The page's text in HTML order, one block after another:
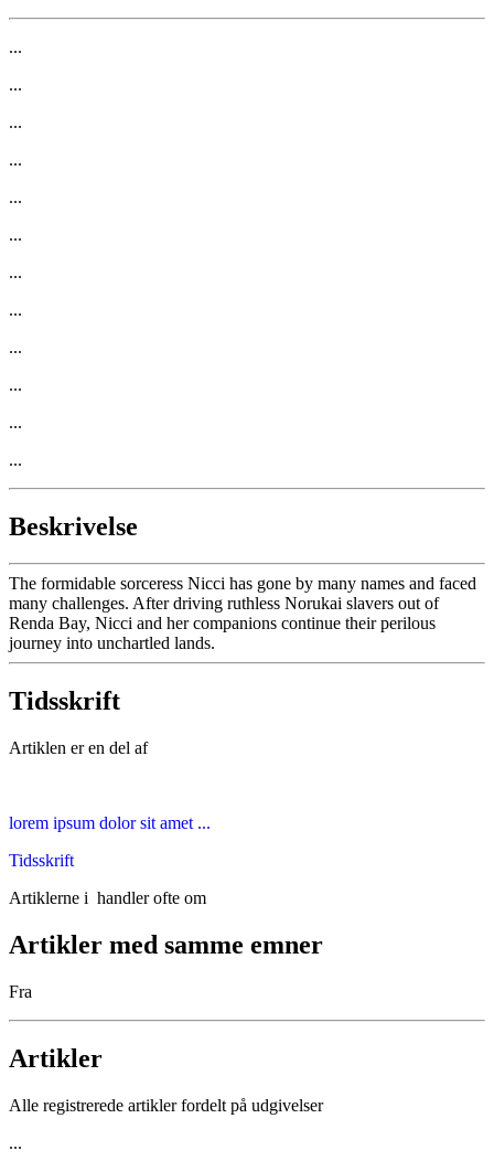
...
...
...
...
...
...
...
...
...
...
...
...
Beskrivelse
The formidable sorceress Nicci has gone by many names and faced
many challenges. After driving ruthless Norukai slavers out of
Renda Bay, Nicci and her companions continue their perilous
journey into unchartled lands.
Tidsskrift
Artiklen er en del af
lorem ipsum dolor sit amet ...
Tidsskrift
Artiklerne i handler ofte om
Artikler med samme emner
Fra
Artikler
Alle registrerede artikler fordelt på udgivelser
...